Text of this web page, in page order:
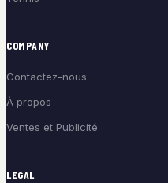
COMPANY
Contactez-nous
À propos
Ventes et Publicité
LEGAL